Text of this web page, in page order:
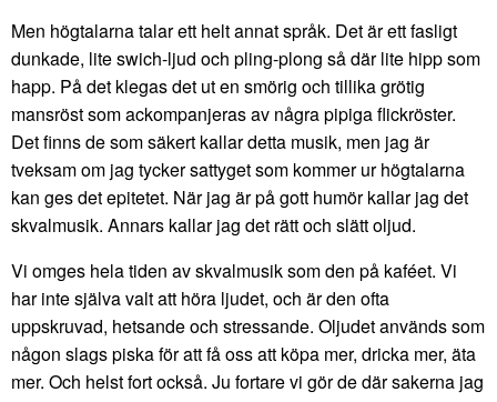
Men högtalarna talar ett helt annat språk. Det är ett fasligt
dunkade, lite swich-ljud och pling-plong så där lite hipp som
happ. På det klegas det ut en smörig och tillika grötig
mansröst som ackompanjeras av några pipiga flickröster.
Det finns de som säkert kallar detta musik, men jag är
tveksam om jag tycker sattyget som kommer ur högtalarna
kan ges det epitetet. När jag är på gott humör kallar jag det
skvalmusik. Annars kallar jag det rätt och slätt oljud.
Vi omges hela tiden av skvalmusik som den på kaféet. Vi
har inte själva valt att höra ljudet, och är den ofta
uppskruvad, hetsande och stressande. Oljudet används som
någon slags piska för att få oss att köpa mer, dricka mer, äta
mer. Och helst fort också. Ju fortare vi gör de där sakerna jag